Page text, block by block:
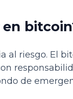
al riesgo. El
de